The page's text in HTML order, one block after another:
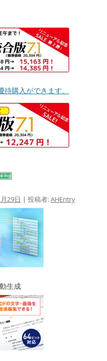
購入ができます。
29日 | 投稿者: AHEntry
生成